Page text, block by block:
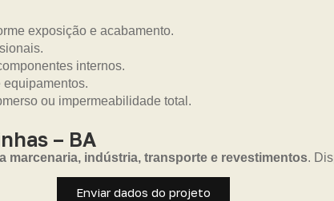
exposição e acabamento.
internos.
ou impermeabilidade total.
– BA
marcenaria, indústria, transporte e revestimentos.
Enviar dados do projeto